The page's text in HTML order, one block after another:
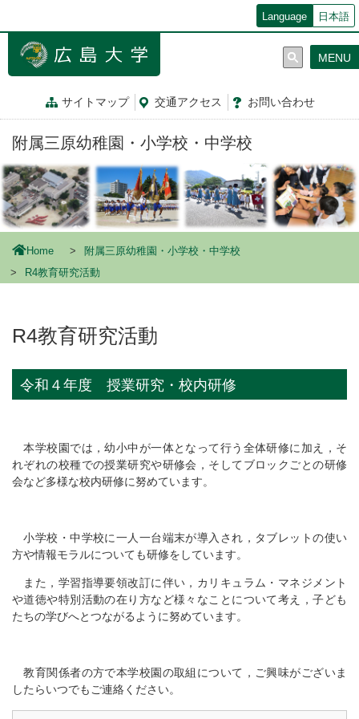
ン
動
Language 日本語
サイトマップ 交通アクセス お問い合わせ
MENU
附属三原幼稚園・小学校・中学校
Home
附属三原幼稚園・小学校・中学校
R4教育研究活動
R4教育研究活動
令和４年度 授業研究・校内研修
本学校園では，幼小中が一体となって行う全体研修に加え，そ
れぞれの校種での授業研究や研修会，そしてブロックごとの研修
会など多様な校内研修に努めています。
小学校・中学校に一人一台端末が導入され，タブレットの使い
方や情報モラルについても研修をしています。
また，学習指導要領改訂に伴い，カリキュラム・マネジメント
や道徳や特別活動の在り方など様々なことについて考え，子ども
たちの学びへとつながるように努めています。
教育関係者の方で本学校園の取組について，ご興味がございま
したらいつでもご連絡ください。